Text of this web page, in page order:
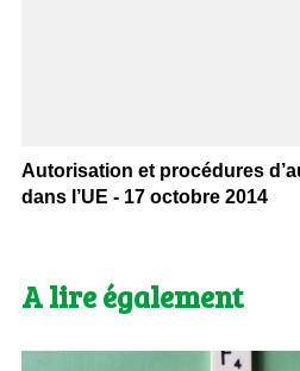
Autorisation et procédures
dans l’UE - 17 octobre 2014
A lire également